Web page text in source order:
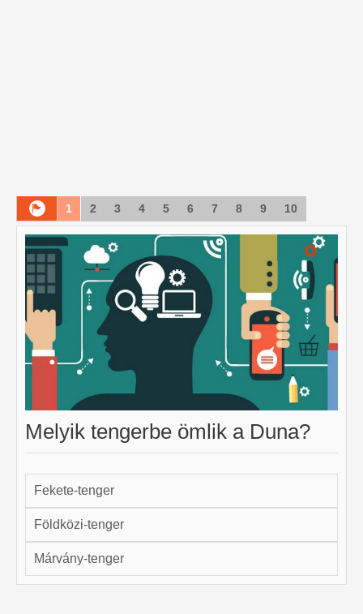
1 2 3 4 5 6 7 8 9 10
Melyik tengerbe ömlik a Duna?
Fekete-tenger
Földközi-tenger
Márvány-tenger